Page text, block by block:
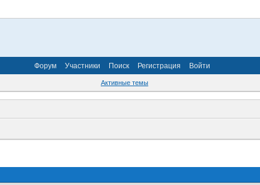
Форум Участники Поиск Регистрация Войти
Активные темы